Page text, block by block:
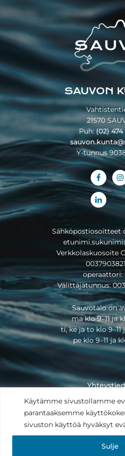
Käytämme sivustollamme
parantaaksemme
sivuston käyttöä hyväksyt
Sulje
Footer
SAUVON
21570
Puh:(02) 474
Y-tunnus
Sähköpostiosoitteet
Verkkolaskuosoite
operaattori:
Välittäjätunnus:
Sauvotalo on
ma klo 9–11 ja
ti, ke ja to klo 9–11
pe klo 9–11 ja
Anna